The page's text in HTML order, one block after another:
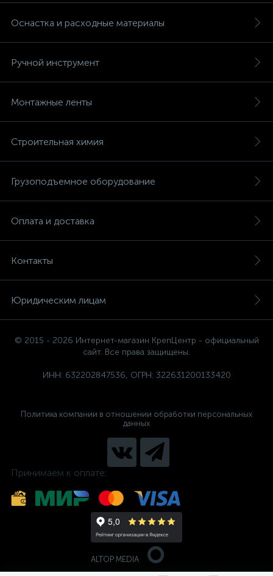
Оснастка и расходные материалы
Ручной инструмент
Монтажные ленты
Строительная химия
Грузоподъемное оборудование
Оплата и доставка
Контакты
Юридическим лицам
© 2015 - 2026 Интернет-магазин КрепЦентр - официальный
сайт. Все права защищены.
ИНН: 632202847536, ОГРН: 322631200133420
Политика компании в отношении обработки персональных
данных
Принимаем к оплате:
ALTOP MEDIA